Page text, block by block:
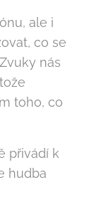
ale i
co se
nás
toho, co
přivádí k
hudba